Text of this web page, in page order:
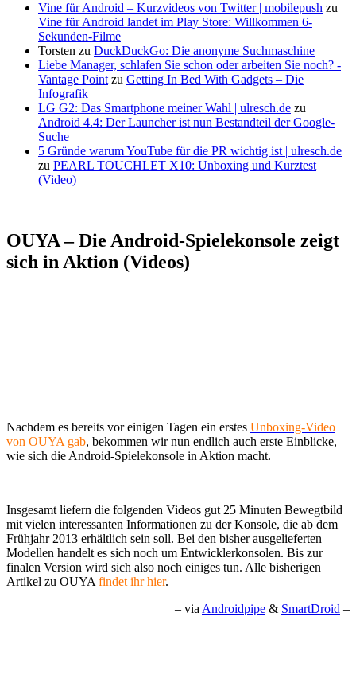
Vine für Android – Kurzvideos von Twitter | mobilepush zu
Vine für Android landet im Play Store: Willkommen 6-
Sekunden-Filme
Torsten zu DuckDuckGo: Die anonyme Suchmaschine
Liebe Manager, schlafen Sie schon oder arbeiten Sie noch? -
Vantage Pointzu Getting In Bed With Gadgets – Die
Infografik
LG G2: Das Smartphone meiner Wahl | ulresch.de zu
Android 4.4: Der Launcher ist nun Bestandteil der Google-
Suche
5 Gründe warum YouTube für die PR wichtig ist | ulresch.de
zu PEARL TOUCHLET X10: Unboxing und Kurztest
(Video)
OUYA – Die Android-Spielekonsole zeigt
sich in Aktion (Videos)
Nachdem es bereits vor einigen Tagen ein erstes Unboxing-Video
von OUYA gab, bekommen wir nun endlich auch erste Einblicke,
wie sich die Android-Spielekonsole in Aktion macht.
Insgesamt liefern die folgenden Videos gut 25 Minuten Bewegtbild
mit vielen interessanten Informationen zu der Konsole, die ab dem
Frühjahr 2013 erhältlich sein soll. Bei den bisher ausgelieferten
Modellen handelt es sich noch um Entwicklerkonsolen. Bis zur
finalen Version wird sich also noch einiges tun. Alle bisherigen
Artikel zu OUYA findet ihr hier.
– via Androidpipe & SmartDroid –